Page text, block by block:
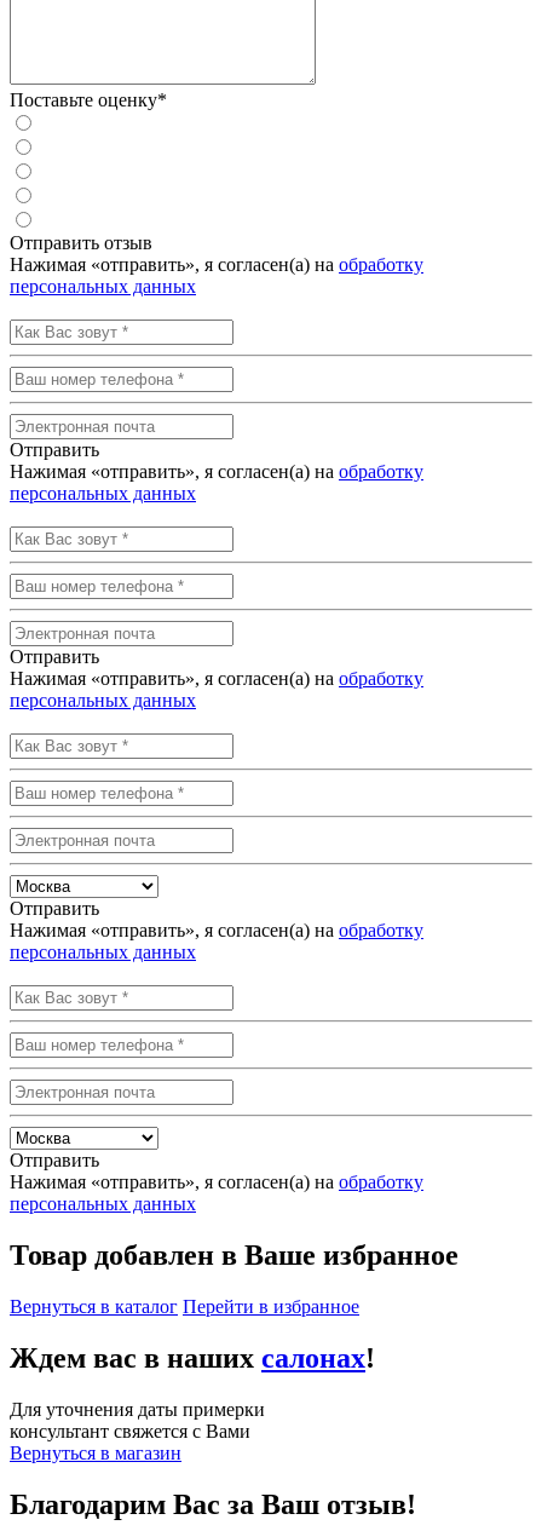
Поставьте оценку*
Отправить отзыв
Нажимая «отправить», я согласен(а) на обработку
персональных данных
Отправить
Нажимая «отправить», я согласен(а) на обработку
персональных данных
Отправить
Нажимая «отправить», я согласен(а) на обработку
персональных данных
Отправить
Нажимая «отправить», я согласен(а) на обработку
персональных данных
Отправить
Нажимая «отправить», я согласен(а) на обработку
персональных данных
Товар добавлен в Ваше избранное
Вернуться в каталог Перейти в избранное
Ждем вас в наших салонах!
Для уточнения даты примерки
консультант свяжется с Вами
Вернуться в магазин
Благодарим Вас за Ваш отзыв!